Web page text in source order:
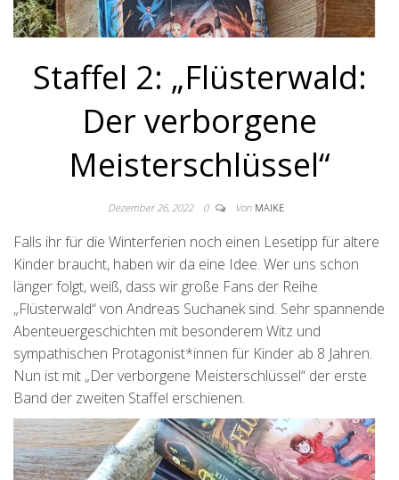
Staffel 2: „Flüsterwald:
Der verborgene
Meisterschlüssel“
Dezember 26, 2022 0 Von MAIKE
Falls ihr für die Winterferien noch einen Lesetipp für ältere
Kinder braucht, haben wir da eine Idee. Wer uns schon
länger folgt, weiß, dass wir große Fans der Reihe
„Flüsterwald“ von Andreas Suchanek sind. Sehr spannende
Abenteuergeschichten mit besonderem Witz und
sympathischen Protagonist*innen für Kinder ab 8 Jahren.
Nun ist mit „Der verborgene Meisterschlüssel“ der erste
Band der zweiten Staffel erschienen.